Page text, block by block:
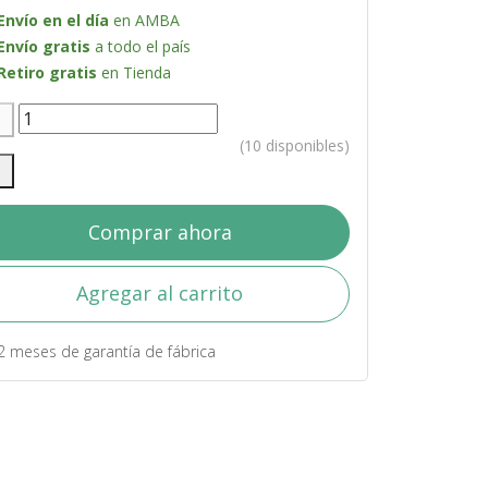
en el día en AMBA
gratis a todo el país
gratis en Tienda
(10 disponibles)
Comprar ahora
Agregar al carrito
meses de garantía de fábrica